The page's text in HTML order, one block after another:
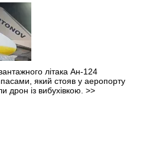
літака Ан-124
який стояв у аеропорту
дрон із вибухівкою. >>